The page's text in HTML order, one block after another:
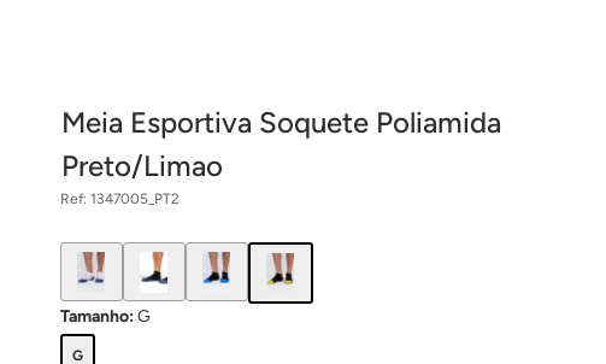
Meia Esportiva Soquete Poliamida
Preto/Limao
Ref: 1347005_PT2
Tamanho:G
G